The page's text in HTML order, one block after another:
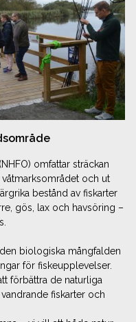
omfattar sträckan
och ut
bestånd av fiskarter
gös, lax och havsöring –
biologiska mångfalden
för fiskeupplevelser.
förbättra de naturliga
fiskarter och